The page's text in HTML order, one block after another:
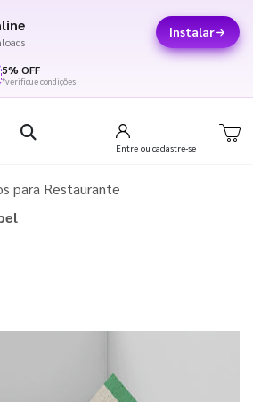
Instalar
5% OFF
*verifique condições
Entre ou cadastre-se
para Restaurante